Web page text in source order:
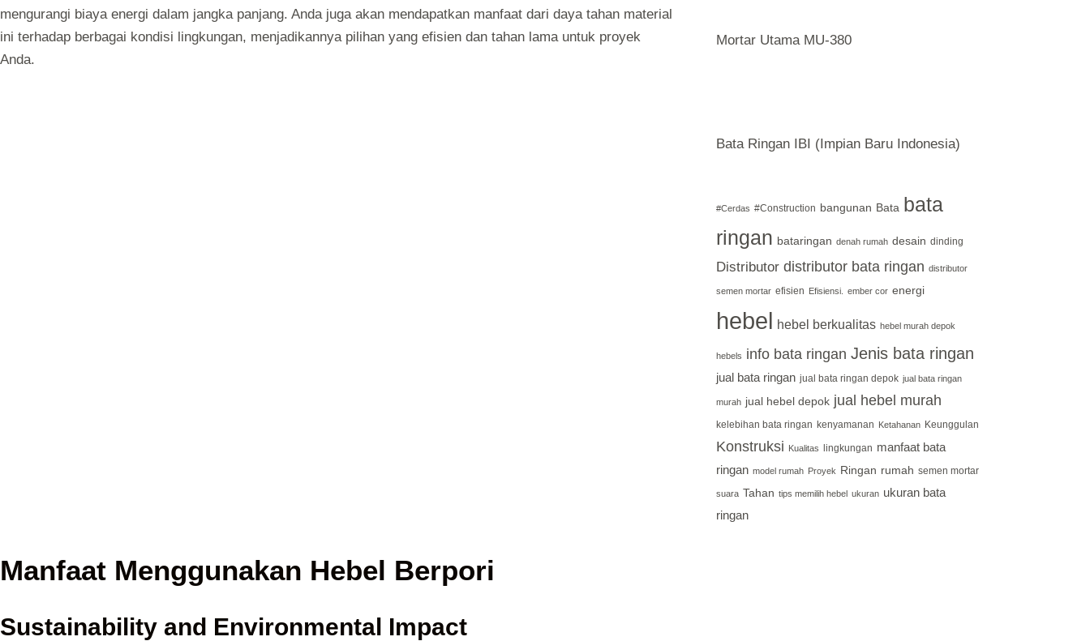
mengurangi biaya energi dalam jangka panjang. Anda juga akan mendapatkan manfaat dari daya tahan material
ini terhadap berbagai kondisi lingkungan, menjadikannya pilihan yang efisien dan tahan lama untuk proyek
Anda.
Manfaat Menggunakan Hebel Berpori
Sustainability and Environmental Impact
Mortar Utama MU-380
Bata Ringan IBI (Impian Baru Indonesia)
#Cerdas #Construction bangunan Bata bata
ringan bataringan denah rumah desain dinding
Distributor distributor bata ringan distributor
semen mortar efisien Efisiensi. ember cor energi
hebel hebel berkualitas hebel murah depok
hebels info bata ringan Jenis bata ringan
jual bata ringan jual bata ringan depok jual bata ringan
murah jual hebel depok jual hebel murah
kelebihan bata ringan kenyamanan Ketahanan Keunggulan
Konstruksi Kualitas lingkungan manfaat bata
ringan model rumah Proyek Ringan rumah semen mortar
suara Tahan tips memilih hebel ukuran ukuran bata
ringan